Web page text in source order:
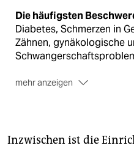
Die häufigsten
Diabetes, Schmerzen in
Zähnen, gynäkologische
mehr anzeigen
Inzwischen ist die